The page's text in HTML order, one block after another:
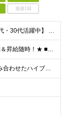
面接1回
【自社開発デビュー歓迎！20代・30代活躍中】 ★経験浅めの方も大歓迎！ ★保守、運用、テスターの方も歓迎！ ★歯科医療の専門知識は不要！ ■学歴不問 ■ITに関する何らかの経験・知識のある方 ★求
★前職給与考慮！＆賞与年2回＆昇給随時！★ ■月給29万円～42万円＋賞与年2回＋交通費 ※前職の給与やスキルを考慮し決定します ※固定残業代（月45時間分／7万7,000円～11万1,000円）を
★出社とリモートワークを組み合わせたハイブリッド勤務！ ★幡ヶ谷駅から徒歩1分！ 【本社】 東京都渋谷区幡ヶ谷1-34-14 宝ビル3F ※(変更の範囲)上記を除く当社関連勤務地